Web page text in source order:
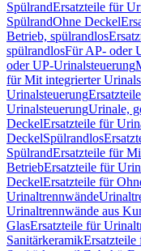
SpülrandErsatzteile für
SpülrandOhne Deckel
Betrieb, spülrandlos
spülrandlosFür AP- oder
oder UP-Urinalsteuerung
für Mit integrierter
Urinalsteuerung
UrinalsteuerungUrinale,
DeckelErsatzteile für
DeckelSpülrandlos
SpülrandErsatzteile für
BetriebErsatzteile für
DeckelErsatzteile für
Urinaltrennwände
Urinaltrennwände aus
GlasErsatzteile für
SanitärkeramikErsatzteile